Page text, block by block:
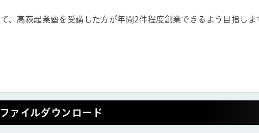
、高萩起業塾を受講した方が年間2件程度創業できるよう目指しま
ァイルダウンロード